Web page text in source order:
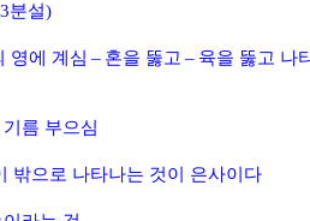
분설)
영에 계심 – 혼을 뚫고 – 육을 뚫고 나
름 부으심
밖으로 나타나는 것이 은사이다